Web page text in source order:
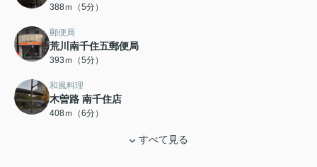
388ｍ（5分）
郵便局
荒川南千住五郵便局
393ｍ（5分）
和風料理
木曽路 南千住店
408ｍ（6分）
すべて見る